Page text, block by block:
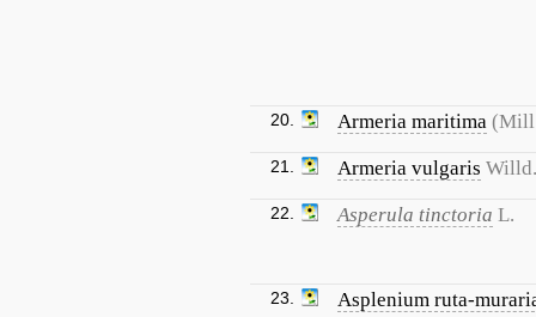
20. Armeria maritima
21. Armeria vulgaris Willd.
22. Asperula tinctoria L.
23. Asplenium ruta-